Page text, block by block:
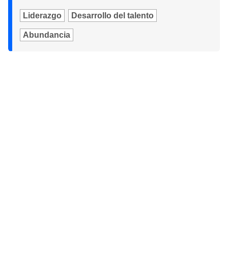
Liderazgo Desarrollo del talento
Abundancia